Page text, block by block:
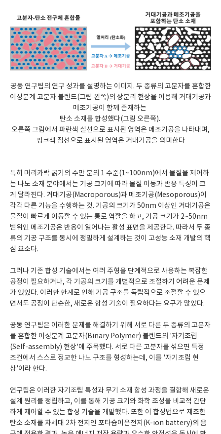
공동 연구팀의 연구 성과를 설명하는 이미지. 두 종류의 고분자를 혼합한
이성분계 고분자 블렌드(그림 왼쪽)의 상분리 현상을 이용해 거대기공과
메조기공이 함께 존재하는
탄소 소재를 합성했다(그림 오른쪽).
오른쪽 그림에서 파란색 실선으로 표시된 영역은 메조기공을 나타내며,
핑크색 점선으로 표시된 영역은 거대기공을 의미한다
특히 머리카락 굵기의 수만 분의 1 수준(1~100nm)에서 물질을 제어하
는 나노 소재 분야에서는 기공 크기에 따라 물질 이동과 반응 특성이 크
게 달라진다. 거대기공(Macroporous)과 메조기공(Mesoporous)이
각각 다른 기능을 수행하는 것. 기공의 크기가 50nm 이상인 거대기공은
물질이 빠르게 이동할 수 있는 통로 역할을 하고, 기공 크기가 2~50nm
범위인 메조기공은 반응이 일어나는 활성 표면을 제공한다. 따라서 두 종
류의 기공 구조를 동시에 정밀하게 설계하는 것이 고성능 소재 개발의 핵
심 요소다.
그러나 기존 합성 기술에서는 여러 주형을 단계적으로 사용하는 복잡한
공정이 필요하거나, 각 기공의 크기를 개별적으로 조절하기 어려운 문제
가 있었다. 이러한 한계로 인해 기공 구조를 독립적으로 조절할 수 있으
면서도 공정이 단순한, 새로운 합성 기술이 필요하다는 요구가 많았다.
공동 연구팀은 이러한 문제를 해결하기 위해 서로 다른 두 종류의 고분자
를 혼합한 이성분계 고분자(Binary Polymer) 블렌드의 '자기조립
(Self-assembly) 현상'에 주목했다. 서로 다른 고분자를 섞으면 특정
조건에서 스스로 정교한 나노 구조를 형성하는데, 이를 '자기조립 현
상'이라 한다.
연구팀은 이러한 자기조립 특성과 무기 소재 합성 과정을 결합해 새로운
설계 원리를 정립하고, 이를 통해 기공 크기와 화학 조성을 비교적 간단
하게 제어할 수 있는 합성 기술을 개발했다. 또한 이 합성법으로 제조한
탄소 소재를 차세대 2차 전지인 포타슘이온전지(K-ion battery)의 음